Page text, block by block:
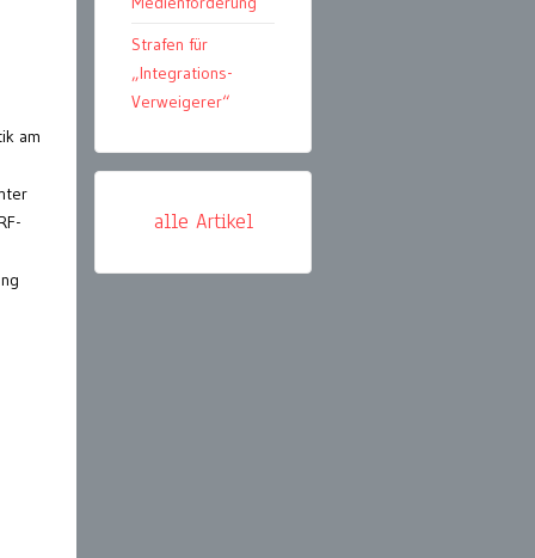
am
Strafen für
„Integrations-
Verweigerer“
alle Artikel